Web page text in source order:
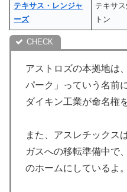
テキサス・レンジャ
ーズ
テキサ
トン
アストロズの本拠地は
パーク」っていう名前
ダイキン工業が命名権
また、アスレチックス
ガスへの移転準備中で
のホームにしているよ。